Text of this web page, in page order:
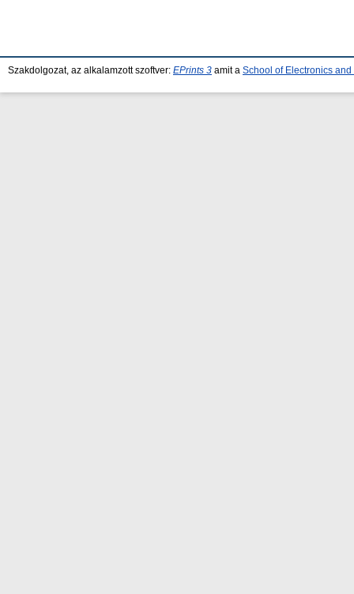
Szakdolgozat, az alkalamzott szoftver: EPrints 3 amit a School of Electronics